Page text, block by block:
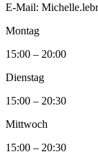
E-Mail:
Montag
15:00 – 20:00
Dienstag
15:00 – 20:30
Mittwoch
15:00 – 20:30